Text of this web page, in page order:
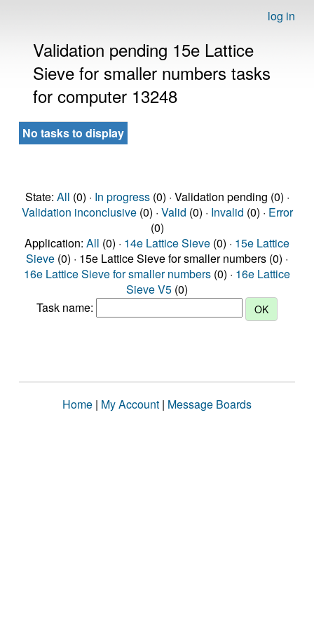
log in
Validation pending 15e Lattice
Sieve for smaller numbers tasks
for computer 13248
No tasks to display
State: All (0) · In progress(0) · Validation pending (0) ·
Validation inconclusive(0) · Valid (0) · Invalid (0) · Error
(0)
Application: All (0) · 14e Lattice Sieve (0) · 15e Lattice
Sieve (0) · 15e Lattice Sieve for smaller numbers (0) ·
16e Lattice Sieve for smaller numbers (0) · 16e Lattice
Sieve V5 (0)
Task name:
Home | My Account | Message Boards